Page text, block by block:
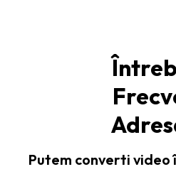
Putem converti video